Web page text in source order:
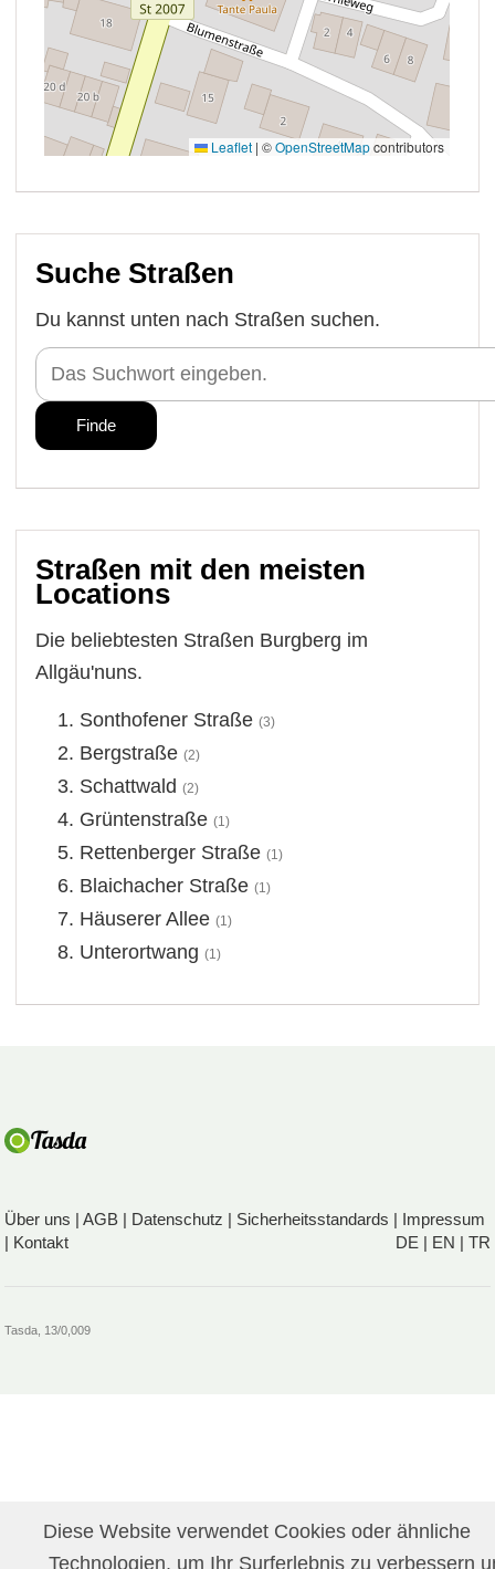
Suche Straßen
Du kannst unten nach Straßen suchen.
Straßen mit den meisten
Locations
Die beliebtesten Straßen Burgberg im
Allgäu'nuns.
Sonthofener Straße (3)
Bergstraße (2)
Schattwald (2)
Grüntenstraße (1)
Rettenberger Straße (1)
Blaichacher Straße (1)
Häuserer Allee (1)
Unterortwang (1)
Über uns |AGB Datenschutz Sicherheitsstandards
Impressum
Kontakt DE| EN TR
Tasda, 13/0,009
Diese Website verwendet Cookies oder ähnliche
Technologien, um Ihr Surferlebnis zu verbessern